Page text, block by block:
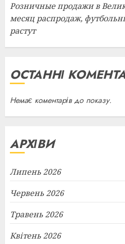
Розничные продажи в
месяц распродаж,
растут
ОСТАННІ
Немає коментарів до показу.
АРХІВИ
Липень 2026
Червень 2026
Травень 2026
Квітень 2026